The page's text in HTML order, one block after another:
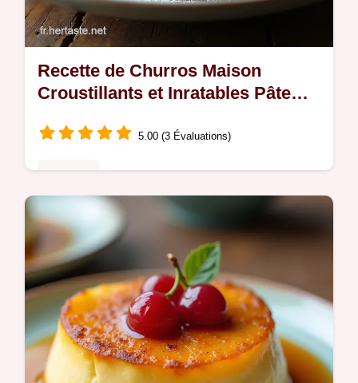
Recette de Churros Maison
Croustillants et Inratables Pâte
5.00 (3 Évaluations)
Réussissez les meilleurs churros espagnols
maison croustillants à lextérieur et fondants
grâce à une technique de pâte choux
simplifiée Votre recette facile…